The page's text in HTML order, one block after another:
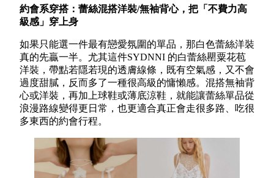
約會系穿搭：蕾絲混搭洋裝/無袖背心，把「不費力高
級感」穿上身
如果只能選一件最有戀愛氛圍的單品，那白色蕾絲洋裝
真的先贏一半。尤其這件SYDNNI 的白蕾絲罌粟花苞
洋裝，帶點若隱若現的透膚線條，既有空氣感，又不會
過度甜膩，反而多了一種很高級的慵懶感。混搭無袖背
心或洋裝，再加上球鞋或薄底涼鞋，就能讓蕾絲單品從
浪漫路線變得更日常，也更適合真正會走很多路、吃很
多東西的約會行程。